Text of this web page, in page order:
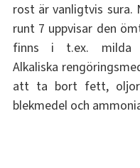
rost är vanligtvis
runt 7 uppvisar den
finns i t.ex. milda
Alkaliska
att ta bort fett, oljor
blekmedel och